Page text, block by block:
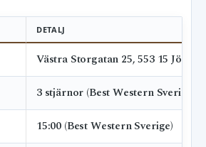
DETALJ
Västra Storgatan 25, 553 15
3 stjärnor (Best Western Sverige)
15:00 (Best Western Sverige)